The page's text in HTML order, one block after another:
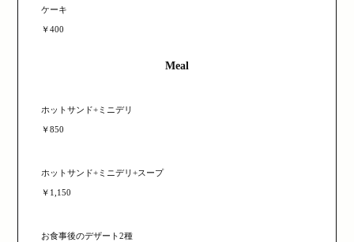
ケーキ
￥400
Meal
ホットサンド+ミニデリ
￥850
ホットサンド+ミニデリ+スープ
￥1,150
お食事後のデザート2種